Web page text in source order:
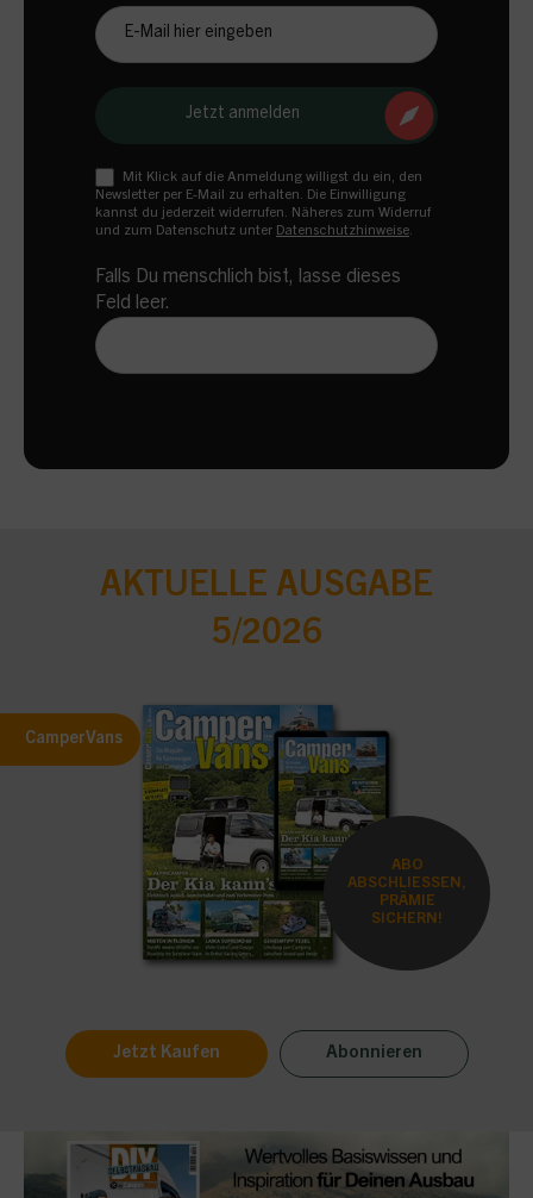
Mail
Jetzt anmelden
Mit Klick auf die Anmeldung willigst du ein, den
Newsletter per E-Mail zu erhalten. Die Einwilligung
kannst du jederzeit widerrufen. Näheres zum Widerruf
und zum Datenschutz unter Datenschutzhinweise.
Falls Du menschlich bist, lasse dieses
Feld leer.
AKTUELLE AUSGABE
5/2026
CamperVans
ABO
ABSCHLIESSEN,
PRÄMIE
SICHERN!
Jetzt Kaufen Abonnieren